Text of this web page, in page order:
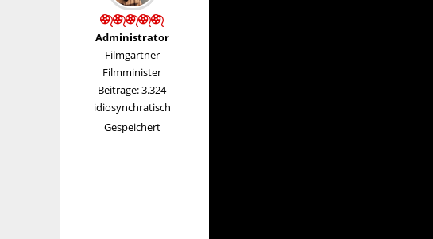
Administrator
Filmgärtner
Filmminister
Beiträge: 3.324
idiosynchratisch
Gespeichert